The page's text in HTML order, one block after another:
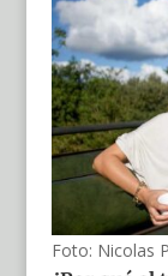
Foto: Nicolas